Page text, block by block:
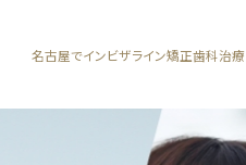
名古屋でインビザライン矯正歯科治療